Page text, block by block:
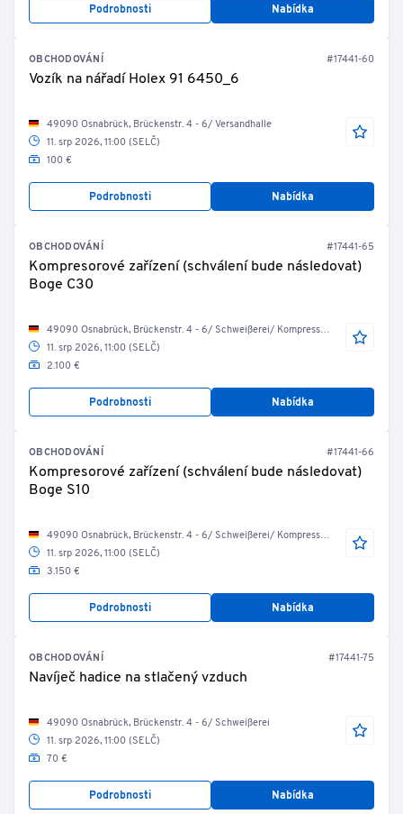
Podrobnosti Nabídka
OBCHODOVÁNÍ #17441-60
Vozík na nářadí Holex 91 6450_6
49090 Osnabrück, Brückenstr. 4 - 6/ Versandhalle
11. srp 2026, 11:00 (SELČ)
100 €
Podrobnosti Nabídka
OBCHODOVÁNÍ #17441-65
Kompresorové zařízení (schválení bude následovat)
Boge C30
49090 Osnabrück, Brückenstr. 4 - 6/ Schweißerei/ Kompressorenraum
11. srp 2026, 11:00 (SELČ)
2.100 €
Podrobnosti Nabídka
OBCHODOVÁNÍ #17441-66
Kompresorové zařízení (schválení bude následovat)
Boge S10
49090 Osnabrück, Brückenstr. 4 - 6/ Schweißerei/ Kompressorenraum 2
11. srp 2026, 11:00 (SELČ)
3.150 €
Podrobnosti Nabídka
OBCHODOVÁNÍ #17441-75
Navíječ hadice na stlačený vzduch
49090 Osnabrück, Brückenstr. 4 - 6/ Schweißerei
11. srp 2026, 11:00 (SELČ)
70 €
Podrobnosti Nabídka